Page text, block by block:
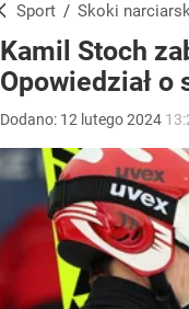
Sport / Skoki
Kamil Stoch
Opowiedział o
Dodano: 12 lutego2024